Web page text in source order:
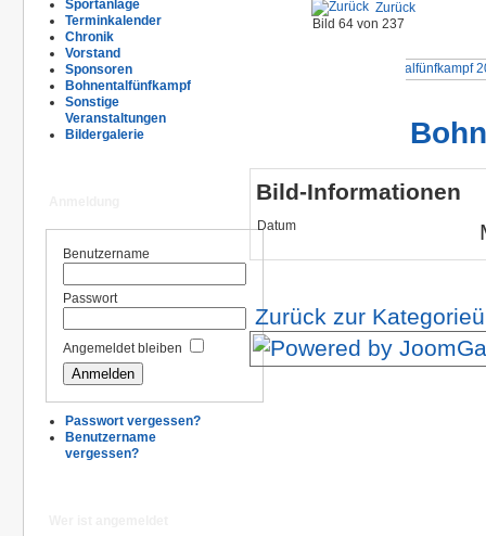
Sportanlage
Terminkalender
Chronik
Vorstand
Sponsoren
Bohnentalfünfkampf
Sonstige
Veranstaltungen
Bildergalerie
Benutzername
Passwort
Angemeldet bleiben
Passwort vergessen?
Benutzername
vergessen?
Zurück
Bild 64 von 237
Bild-Informationen
Datum
Zurück zur